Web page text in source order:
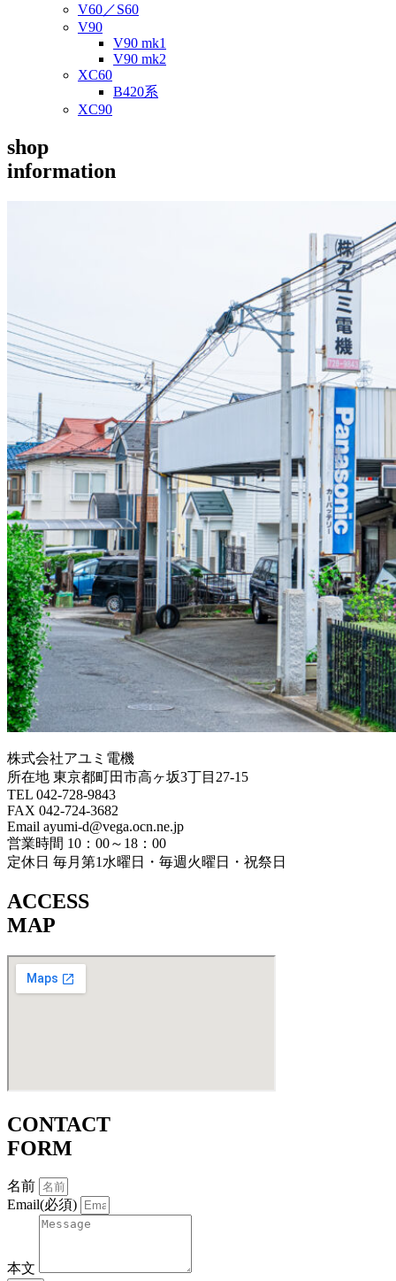
V60／S60
V90
V90 mk1
V90 mk2
XC60
B420系
XC90
shop
information
株式会社アユミ電機
所在地 東京都町田市高ヶ坂3丁目27‐15
TEL 042-728-9843
FAX 042-724-3682
Email ayumi-d@vega.ocn.ne.jp
営業時間 10：00～18：00
定休日 毎月第1水曜日・毎週火曜日・祝祭日
ACCESS
MAP
CONTACT
FORM
名前
Email(必須)
本文